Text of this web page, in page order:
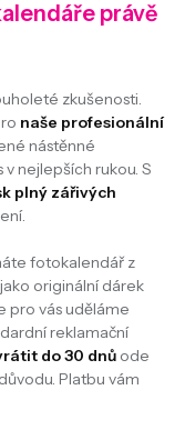
právě
zkušenosti.
naše profesionální
nástěnné
nejlepších rukou. S
plný zářivých
fotokalendář z
originální dárek
pro vás uděláme
reklamační
do 30 dnů ode
Platbu vám